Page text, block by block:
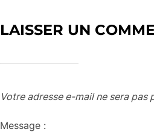
LAISSER UN
Votre adresse e-mail ne sera pas
Message :